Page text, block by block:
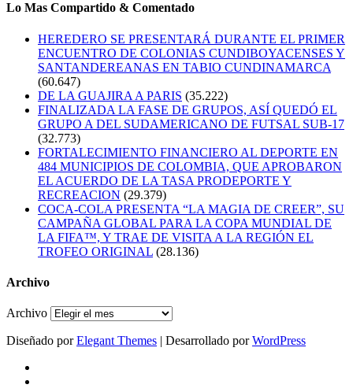
Lo Mas Compartido & Comentado
HEREDERO SE PRESENTARÁ DURANTE EL PRIMER
ENCUENTRO DE COLONIAS CUNDIBOYACENSES Y
SANTANDEREANAS EN TABIO CUNDINAMARCA
(60.647)
DE LA GUAJIRA A PARIS (35.222)
FINALIZADA LA FASE DE GRUPOS, ASÍ QUEDÓ EL
GRUPO A DEL SUDAMERICANO DE FUTSAL SUB-17
(32.773)
FORTALECIMIENTO FINANCIERO AL DEPORTE EN
484 MUNICIPIOS DE COLOMBIA, QUE APROBARON
EL ACUERDO DE LA TASA PRODEPORTE Y
RECREACION (29.379)
COCA-COLA PRESENTA “LA MAGIA DE CREER”, SU
CAMPAÑA GLOBAL PARA LA COPA MUNDIAL DE
LA FIFA™, Y TRAE DE VISITA A LA REGIÓN EL
TROFEO ORIGINAL (28.136)
Archivo
Archivo
Diseñado porElegant Themes | Desarrollado porWordPress